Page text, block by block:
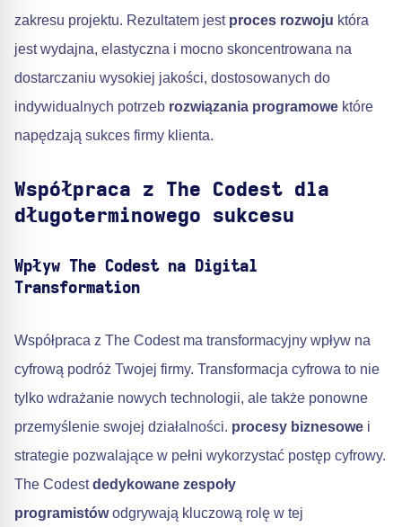
zakresu projektu. Rezultatem jest proces rozwoju która
jest wydajna, elastyczna i mocno skoncentrowana na
dostarczaniu wysokiej jakości, dostosowanych do
indywidualnych potrzeb rozwiązania programowe które
napędzają sukces firmy klienta.
Współpraca z The Codest dla
długoterminowego sukcesu
Wpływ The Codest na Digital
Transformation
Współpraca z The Codest ma transformacyjny wpływ na
cyfrową podróż Twojej firmy. Transformacja cyfrowa to nie
tylko wdrażanie nowych technologii, ale także ponowne
przemyślenie swojej działalności. procesy biznesowe i
strategie pozwalające w pełni wykorzystać postęp cyfrowy.
The Codestdedykowane zespoły
programistówodgrywają kluczową rolę w tej